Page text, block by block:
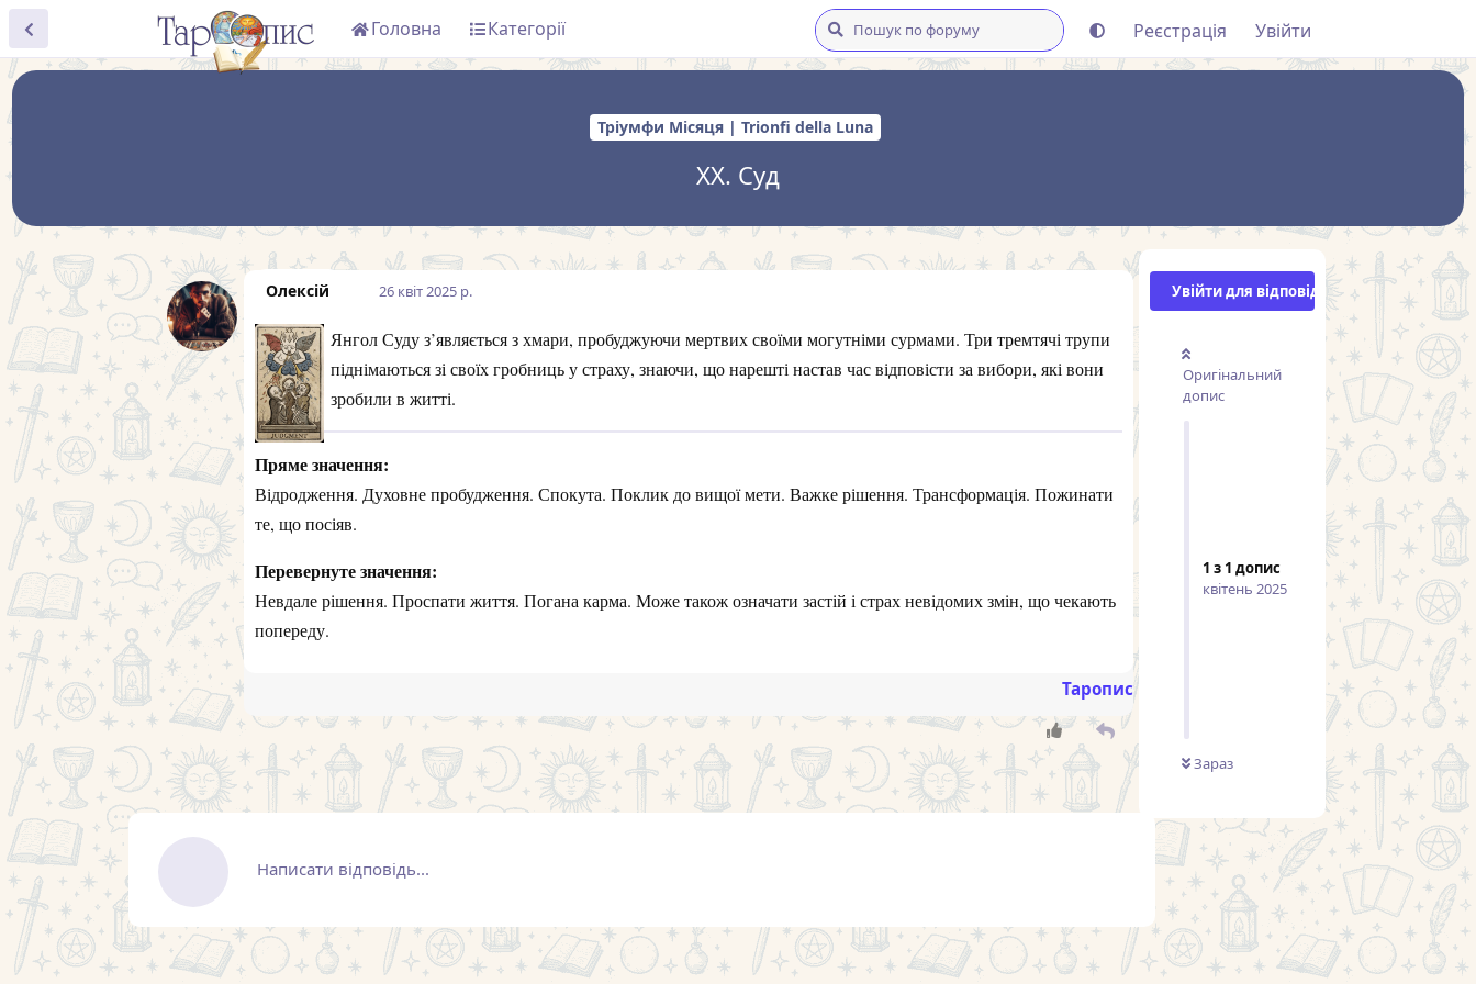
Головна Категорії Реєстрація Увійти
Тріумфи Місяця | Trionfi della Luna
XX. Суд
Увійти для відповіді
Оригінальний
допис
1 з 1 допис
квітень 2025
Зараз
Олексій 26 квiт 2025 р.
Янгол Суду з’являється з хмари, пробуджуючи мертвих своїми могутніми сурмами. Три тремтячі трупи
піднімаються зі своїх гробниць у страху, знаючи, що нарешті настав час відповісти за вибори, які вони
зробили в житті.
Пряме значення:
Відродження. Духовне пробудження. Спокута. Поклик до вищої мети. Важке рішення. Трансформація. Пожинати
те, що посіяв.
Перевернуте значення:
Невдале рішення. Проспати життя. Погана карма. Може також означати застій і страх невідомих змін, що чекають
попереду.
Таропис
Написати відповідь...